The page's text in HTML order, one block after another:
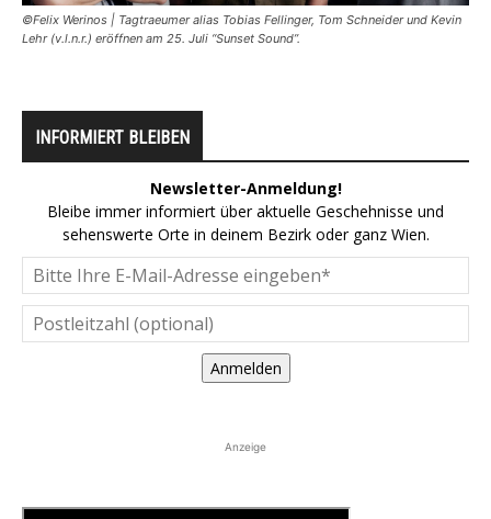
©Felix Werinos | Tagtraeumer alias Tobias Fellinger, Tom Schneider und Kevin
Lehr (v.l.n.r.) eröffnen am 25. Juli “Sunset Sound”.
INFORMIERT BLEIBEN
Newsletter-Anmeldung!
Bleibe immer informiert über aktuelle Geschehnisse und
sehenswerte Orte in deinem Bezirk oder ganz Wien.
Anmelden
Anzeige